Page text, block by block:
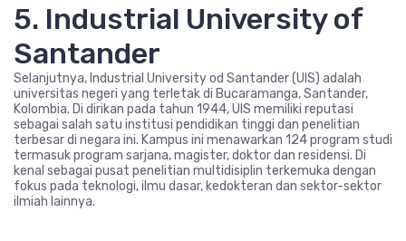
5. Industrial University of
Santander
Selanjutnya, Industrial University od Santander (UIS) adalah
universitas negeri yang terletak di Bucaramanga, Santander,
Kolombia. Di dirikan pada tahun 1944, UIS memiliki reputasi
sebagai salah satu institusi pendidikan tinggi dan penelitian
terbesar di negara ini. Kampus ini menawarkan 124 program studi
termasuk program sarjana, magister, doktor dan residensi. Di
kenal sebagai pusat penelitian multidisiplin terkemuka dengan
fokus pada teknologi, ilmu dasar, kedokteran dan sektor-sektor
ilmiah lainnya.